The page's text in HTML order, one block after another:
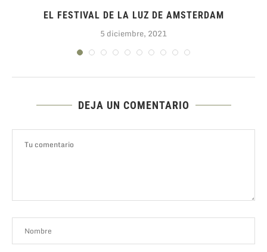
EL FESTIVAL DE LA LUZ DE AMSTERDAM
5 diciembre, 2021
DEJA UN COMENTARIO